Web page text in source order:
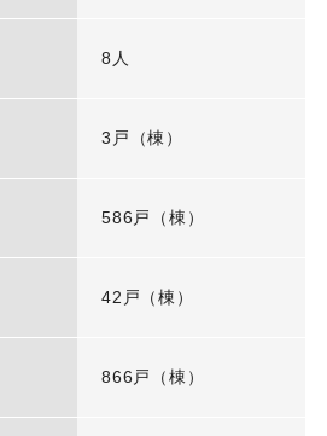
8人
3戸（棟）
586戸（棟）
42戸（棟）
866戸（棟）